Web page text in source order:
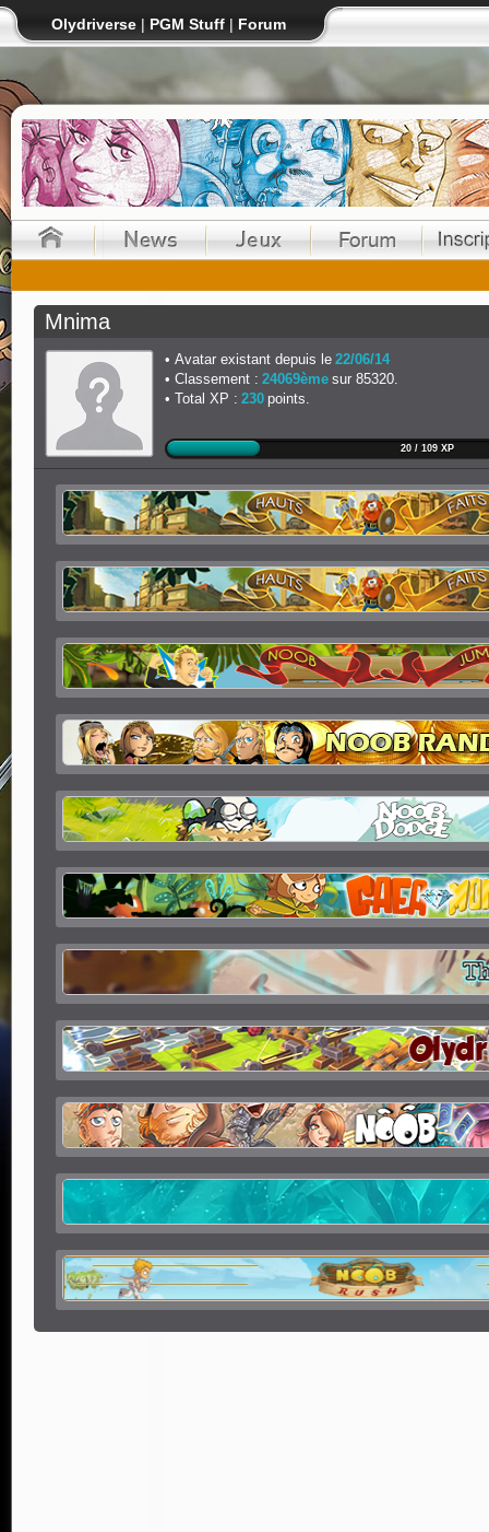
Olydriverse | PGM Stuff | Forum
Mnima
Avatar existant depuis le 22/06/14
Classement : 24069ème sur 85320.
Total XP : 230 points.
20 / 109 XP